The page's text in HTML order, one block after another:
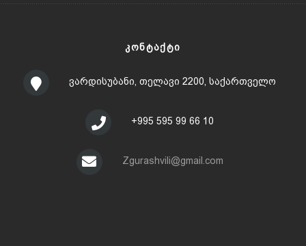
ᲙᲝᲜᲢᲐᲥᲢᲘ
ვარდისუბანი, თელავი 2200, საქართველო
+995 595 99 66 10
Zgurashvili@gmail.com